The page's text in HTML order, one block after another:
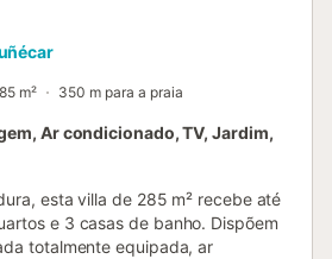
m² 350 m para a praia
Ar condicionado, TV, Jardim,
esta villa de 285 m² recebe até
e 3 casas de banho. Dispõem
totalmente equipada, ar